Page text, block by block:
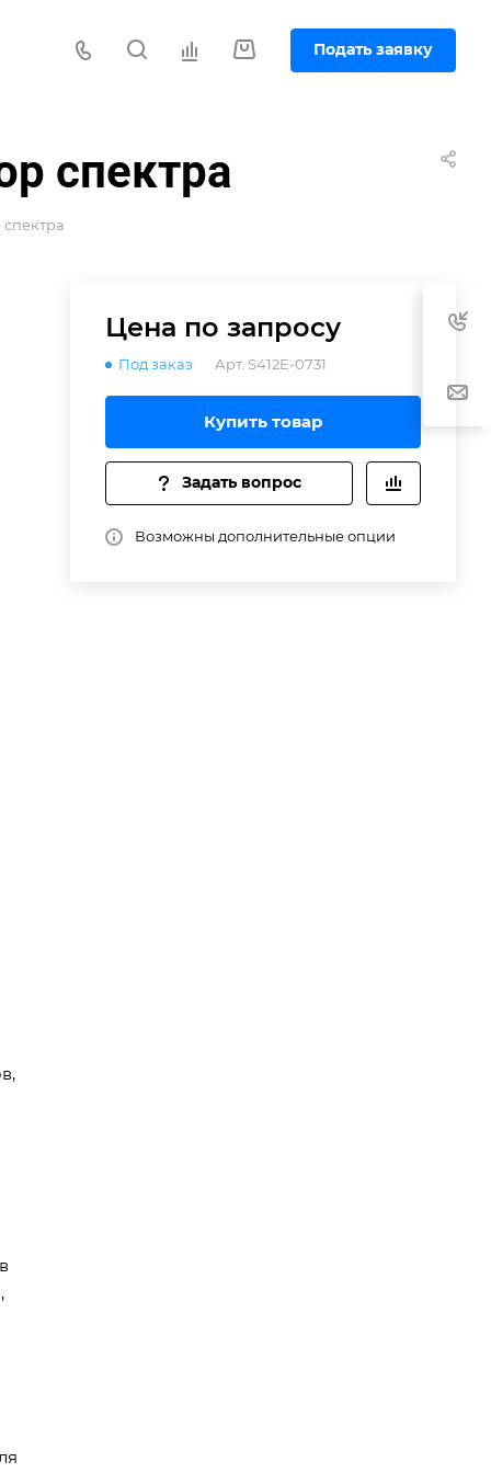
Подать заявку
спектра
Цена по запросу
Под заказ Арт. S412E-0731
Купить товар
Задать вопрос
Возможны дополнительные опции